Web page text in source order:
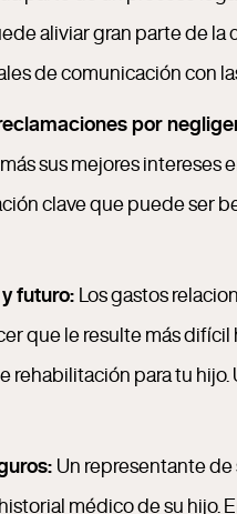
aliviar gran parte de
de comunicación con
por
sus mejores
clave que puede ser
futuro: Los gastos
que le resulte más
rehabilitación para tu
Un representante
médico de su hijo.